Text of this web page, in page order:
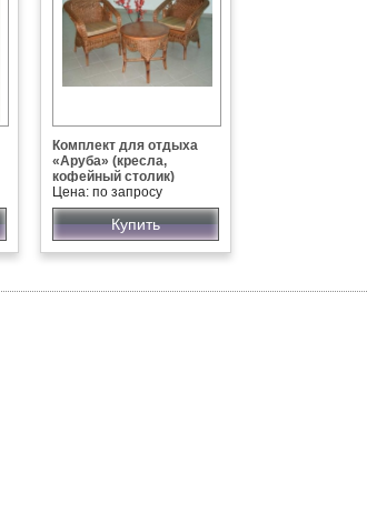
Комплект для отдыха
«Аруба» (кресла,
кофейный столик)
Цена: по запросу
Купить